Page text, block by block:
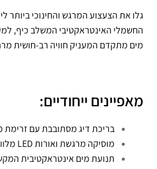
גלו את הצעצוע המרגש והחינוכי ביותר
החשמלי האינטראקטיבי המשלב כיף,
מים מתקדם המעניק חוויה רב-חושית מרתקת
מאפיינים ייחודיים:
בריכת דיג מסתובבת עם זרימת
מוסיקה מרגשת ואורות LED מלווים
תנועת מים אינטראקטיבית